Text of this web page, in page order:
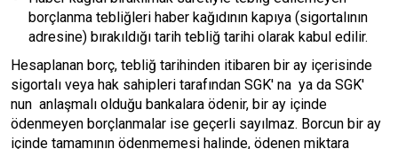
borçlanma tebliğleri haber kağıdının kapıya (sigortalının
adresine) bırakıldığı tarih tebliğ tarihi olarak kabul edilir.
Hesaplanan borç, tebliğ tarihinden itibaren bir ay içerisinde
sigortalı veya hak sahipleri tarafından SGK' na ya da SGK'
nun anlaşmalı olduğu bankalara ödenir, bir ay içinde
ödenmeyen borçlanmalar ise geçerli sayılmaz. Borcun bir ay
içinde tamamının ödenmemesi halinde, ödenen miktara